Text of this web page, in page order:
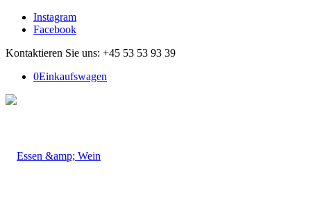
Instagram
Facebook
Kontaktieren Sie uns: +45 53 53 93 39
0Einkaufswagen